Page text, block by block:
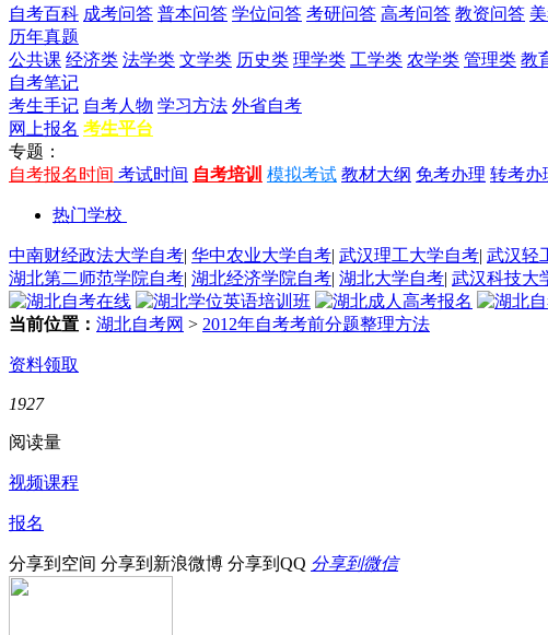
自考百科 成考问答 普本问答 学位问答 考研问答 高考问答 教资问答
历年真题
公共课 经济类 法学类 文学类 历史类 理学类 工学类 农学类 管理类 教
自考笔记
考生手记 自考人物 学习方法 外省自考
网上报名 考生平台
专题：
自考报名时间 考试时间 自考培训 模拟考试 教材大纲 免考办理 转考办
热门学校
中南财经政法大学自考| 华中农业大学自考| 武汉理工大学自考| 武汉轻
湖北第二师范学院自考| 湖北经济学院自考| 湖北大学自考| 武汉科技大
当前位置： 湖北自考网 > 2012年自考考前分题整理方法
资料领取
1927
阅读量
视频课程
报名
分享到空间 分享到新浪微博 分享到QQ 分享到微信